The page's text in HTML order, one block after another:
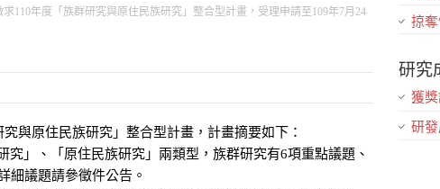
求110年度「族群研究與原住民族研究」整合型計畫，受理申請至109年7月24
與原住民族研究」整合型計畫，計畫摘要如下：
究」、「原住民族研究」兩類型，族群研究有6項重點議題、
細議題請參徵件公告。
掠
研究
獲
研